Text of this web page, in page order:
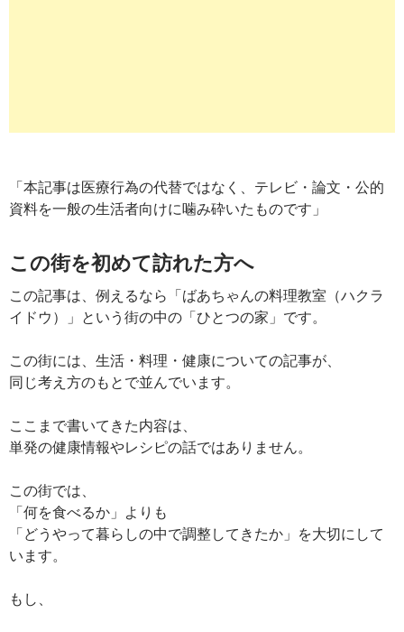
「本記事は医療行為の代替ではなく、テレビ・論文・公的
資料を一般の生活者向けに噛み砕いたものです」
この街を初めて訪れた方へ
この記事は、例えるなら「ばあちゃんの料理教室（ハクラ
イドウ）」という街の中の「ひとつの家」です。
この街には、生活・料理・健康についての記事が、
同じ考え方のもとで並んでいます。
ここまで書いてきた内容は、
単発の健康情報やレシピの話ではありません。
この街では、
「何を食べるか」よりも
「どうやって暮らしの中で調整してきたか」を大切にして
います。
もし、